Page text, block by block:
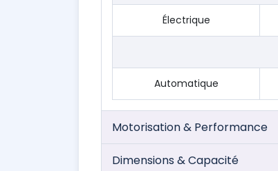
Électrique
Automatique
Motorisation & Performance
Dimensions & Capacité